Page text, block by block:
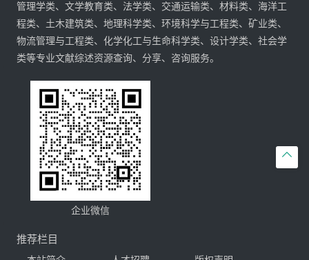

管理学类、文学教育类、法学类、交通运输类、材料类、海洋工
程类、土木建筑类、地理科学类、环境科学与工程类、矿业类、
物流管理与工程类、化学化工与生命科学类、设计学类、社会学
类等专业文献综述资源查询、分享、咨询服务。
企业微信
推荐栏目